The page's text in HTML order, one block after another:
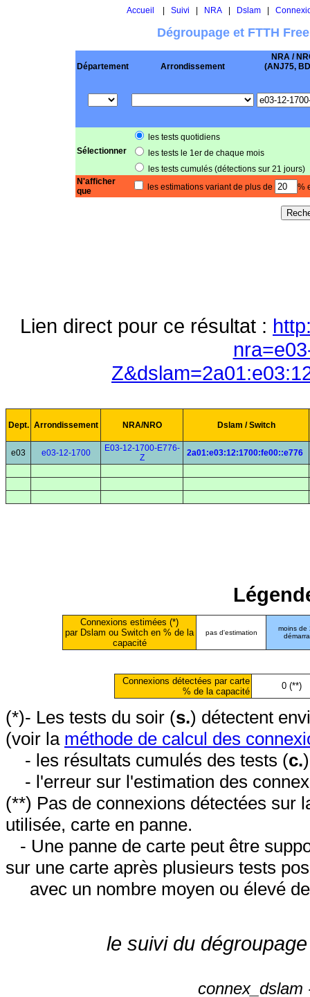
Accueil Suivi NRA| Dslam|
Dégroupage et FTTH
Département Arrondissement
NRA /
(ANJ75,
Sélectionner
les tests quotidiens
les tests le 1er de chaque mois
les tests cumulés (détections sur 21 jours)
N'afficher
que
les estimations variant de plus de %
Lien direct pour ce résultat :
Dept. Arrondissement NRA/NRO Dslam / Switch
e03 e03-12-1700
E03-12-1700-E776-
Z
2a01:e03:12:1700:fe00::e776
Connexions estimées (*)
par Dslam ou Switch en % de la
capacité
pas d'estimation
moins de
Connexions détectées par carte
% de la capacité
0 (**)
(*)- Les tests du soir (s.) détectent
(voir la méthode de calcul des
- les résultats cumulés des tests (c.
- l'erreur sur l'estimation des
(**) Pas de connexions détectées sur
utilisée, carte en panne.
- Une panne de carte peut être
sur une carte après plusieurs tests
avec un nombre moyen ou élevé
le suivi du
connex_dslam